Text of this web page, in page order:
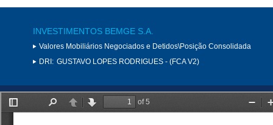
INVESTIMENTOS BEMGE S.A.
Valores Mobiliários Negociados e Detidos\Posição Consolidada
DRI: GUSTAVO LOPES RODRIGUES - (FCA V2)